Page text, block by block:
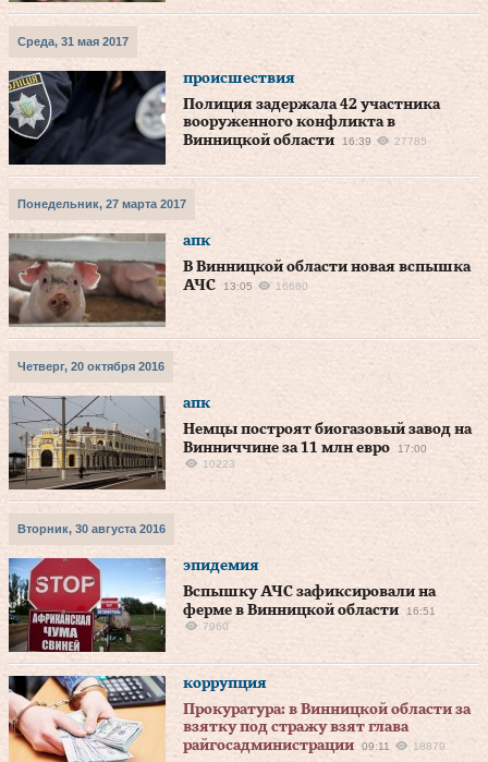
Среда, 31 мая 2017
происшествия
Полиция задержала 42 участника
вооруженного конфликта в
Винницкой области
16:39 27785
Понедельник, 27 марта 2017
апк
В Винницкой области новая вспышка
АЧС
13:05 16660
Четверг, 20 октября 2016
апк
Немцы построят биогазовый завод на
Винниччине за 11 млн евро
17:00
10223
Вторник, 30 августа 2016
эпидемия
Вспышку АЧС зафиксировали на
ферме в Винницкой области
16:51
7960
коррупция
Прокуратура: в Винницкой области за
взятку под стражу взят глава
райгосадминистрации
09:11 18879